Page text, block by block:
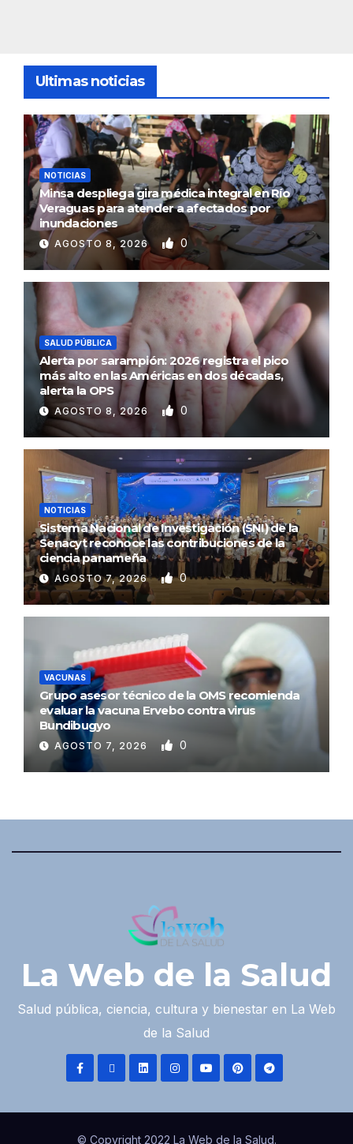
Ultimas noticias
NOTICIAS
Minsa despliega gira médica integral en Río
Veraguas para atender a afectados por
inundaciones
AGOSTO 8, 2026 0
SALUD PÚBLICA
Alerta por sarampión: 2026 registra el pico
más alto en las Américas en dos décadas,
alerta la OPS
AGOSTO 8, 2026 0
NOTICIAS
Sistema Nacional de Investigación (SNI) de la
Senacyt reconoce las contribuciones de la
ciencia panameña
AGOSTO 7, 2026 0
VACUNAS
Grupo asesor técnico de la OMS recomienda
evaluar la vacuna Ervebo contra virus
Bundibugyo
AGOSTO 7, 2026 0
La Web de la Salud
Salud pública, ciencia, cultura y bienestar en La Web
de la Salud
© Copyright 2022 La Web de la Salud.